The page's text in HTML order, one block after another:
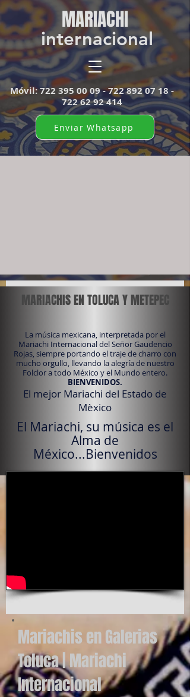
MARIACHI​
internacional
Móvil:722 395 00 09 - 722 89207 18 -
722 62 92 414
Enviar Whatsapp
MARIACHIS EN TOLUCA Y METEPEC
La música mexicana, interpretada por el
Mariachi Internacional del Señor Gaudencio
Rojas, siempre portando el traje de charro con
mucho orgullo, llevando la alegría de nuestro
Folclor a todo México y el Mundo entero.
BIENVENIDOS.
El mejor Mariachi del Estado de
Mèxico
El Mariachi, su música es el
Alma de
México...Bienvenidos
Mariachis en Galerias
Toluca | Mariachi
Internacional